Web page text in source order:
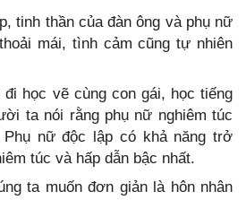
tinh thần của đàn ông và phụ nữ
mái, tình cảm cũng tự nhiên
đi học vẽ cùng con gái, học tiếng
ta nói rằng phụ nữ nghiêm túc
Phụ nữ độc lập có khả năng trở
túc và hấp dẫn bậc nhất.
ta muốn đơn giản là hôn nhân